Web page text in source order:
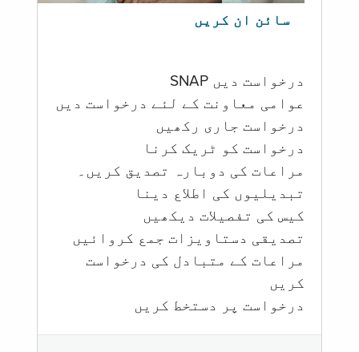
سائن ان کریں
درخواست دیں SNAP
عوامی معاونت کے لئے درخواست دیں
درخواست جاری رکھیں
درخواست کو ٹریک کرنا
مراعات کی دوبارہ تصدیق کریں۔
تبدیلیوں کی اطلاع دینا
کیس کی تفصیلات دیکھیں
تصدیقی دستاویزات جمع کروائیں
مراعات کے متبادل کی درخواست
کریں
درخواست پر دستخط کریں